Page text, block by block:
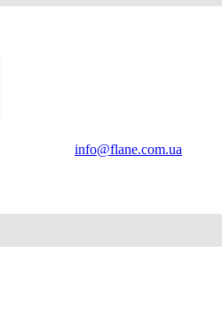
info@flane.com.ua